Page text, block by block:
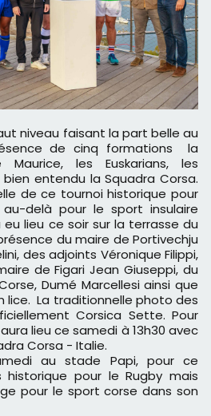
de cinq formations la
Maurice, les Euskarians, les
entendu la Squadra Corsa.
de ce tournoi historique pour
delà pour le sport insulaire
lieu ce soir sur la terrasse du
du maire de Portivechju
des adjoints Véronique Filippi,
de Figari Jean Giuseppi, du
Dumé Marcellesi ainsi que
lice. La traditionnelle photo des
Corsica Sette. Pour
lieu ce samedi à 13h30 avec
Corsa - Italie.
au stade Papi, pour ce
historique pour le Rugby mais
pour le sport corse dans son